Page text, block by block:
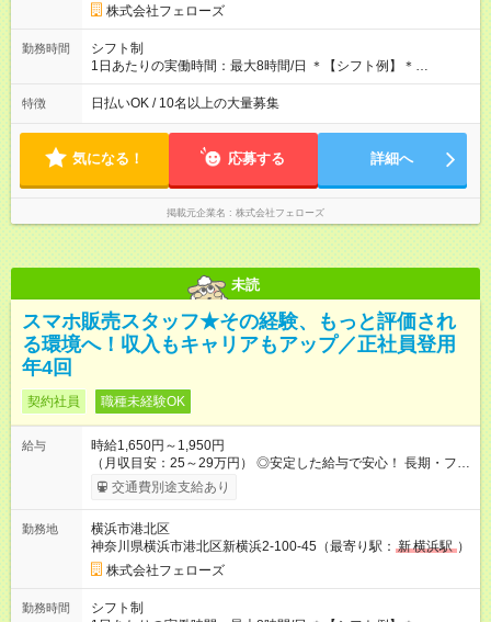
す。その間の給与・待遇に変更はありません。 【試用期間】試
用期間あり 試用期間の長さ：2ヶ月 雇用形態、給与は本採用時
と同じです。
株式会社フェローズ
勤務時間
シフト制
1日あたりの実働時間：最大8時間/日 ＊【シフト例】＊
(1) 10:00～19:00 (2) 11:00～20:00 (3) 12:00～21:00 など ◎
いずれも実働8時間・休憩1時間です。中抜けシフトなどはあり
たい」などあれば相談に応じますのでおっしゃってください！
特徴 日払いOK / 10名以上の大量募集
気になる！ 応募する 詳細へ
掲載元企業名 株式会社フェローズ
未読
スマホ販売スタッフ★その経験、もっと評価され
る環境へ！収入もキャリアもアップ／正社員登用
年4回
契約社員 職種未経験OK
給与
時給1,650円～1,950円
（月収目安：25～29万円） ◎安定した給与で安心！ 長期・フル
タイムで勤務いただける方にお越しいただきたいと思っていま
す。シフトが削られることはないので、安定した給与が入りま
たいという人もいると思います。このあたりは柔軟に対応する
ので、お気軽にご相談ください！ ※2ヶ月の試用期間がありま
す。その間の給与・待遇に変更はありません。 【試用期間】試
用期間あり 試用期間の長さ：2ヶ月 雇用形態、給与は本採用時
と同じです。
交通費別途支給あり
勤務地
横浜市港北区
神奈川県横浜市港北区新横浜2-100-45（最寄り駅： 新横浜駅 ）
株式会社フェローズ
勤務時間
シフト制